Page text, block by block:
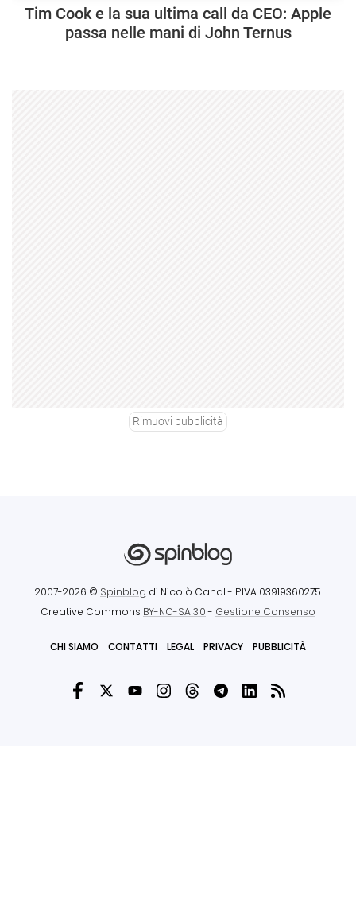
Tim Cook e la sua ultima call da CEO: Apple
passa nelle mani di John Ternus
Rimuovi pubblicità
2007-2026 © Spinblog di Nicolò Canal - P.IVA 03919360275
Creative Commons BY-NC-SA 3.0- Gestione Consenso
CHI SIAMO CONTATTI LEGAL PRIVACY PUBBLICITÀ